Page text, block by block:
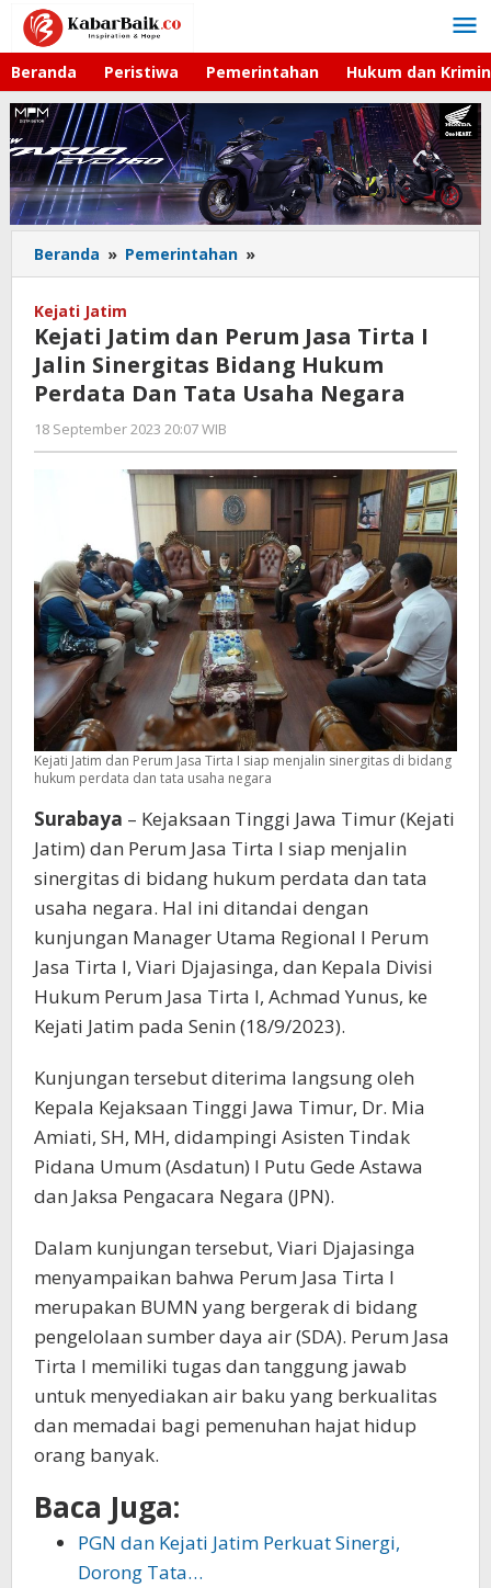
Lewati
konten
Beranda Peristiwa Pemerintahan Hukum dan
Beranda » Pemerintahan »
Jatim
Jasa
Tirta
I
Hukum
Perdata
Dan
Tata
Usaha
Negara
Kejati Jatim
Kejati Jatim dan Perum Jasa Tirta I
Jalin Sinergitas Bidang Hukum
Perdata Dan Tata Usaha Negara
18 September 2023 20:07 WIB
Respati
Kejati Jatim dan Perum Jasa Tirta I siap menjalin sinergitas di bidang
hukum perdata dan tata usaha negara
Surabaya – Kejaksaan Tinggi Jawa Timur (Kejati
Jatim) dan Perum Jasa Tirta I siap menjalin
sinergitas di bidang hukum perdata dan tata
usaha negara. Hal ini ditandai dengan
kunjungan Manager Utama Regional I Perum
Jasa Tirta I, Viari Djajasinga, dan Kepala Divisi
Hukum Perum Jasa Tirta I, Achmad Yunus, ke
Kejati Jatim pada Senin (18/9/2023).
Kunjungan tersebut diterima langsung oleh
Kepala Kejaksaan Tinggi Jawa Timur, Dr. Mia
Amiati, SH, MH, didampingi Asisten Tindak
Pidana Umum (Asdatun) I Putu Gede Astawa
dan Jaksa Pengacara Negara (JPN).
Dalam kunjungan tersebut, Viari Djajasinga
menyampaikan bahwa Perum Jasa Tirta I
merupakan BUMN yang bergerak di bidang
pengelolaan sumber daya air (SDA). Perum Jasa
Tirta I memiliki tugas dan tanggung jawab
untuk menyediakan air baku yang berkualitas
dan memadai bagi pemenuhan hajat hidup
orang banyak.
Baca Juga:
PGN dan Kejati Jatim Perkuat Sinergi,
Dorong Tata…